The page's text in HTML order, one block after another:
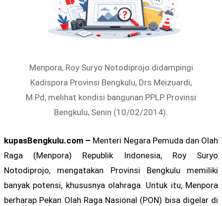
Menpora, Roy Suryo Notodiprojo didampingi
Kadispora Provinsi Bengkulu, Drs Meizuardi,
M.Pd, melihat kondisi bangunan PPLP Provinsi
Bengkulu, Senin (10/02/2014).
kupasBengkulu.com – Menteri Negara Pemuda dan Olah
Raga (Menpora) Republik Indonesia, Roy Suryo
Notodiprojo, mengatakan Provinsi Bengkulu memiliki
banyak potensi, khususnya olahraga. Untuk itu, Menpora
berharap Pekan Olah Raga Nasional (PON) bisa digelar di